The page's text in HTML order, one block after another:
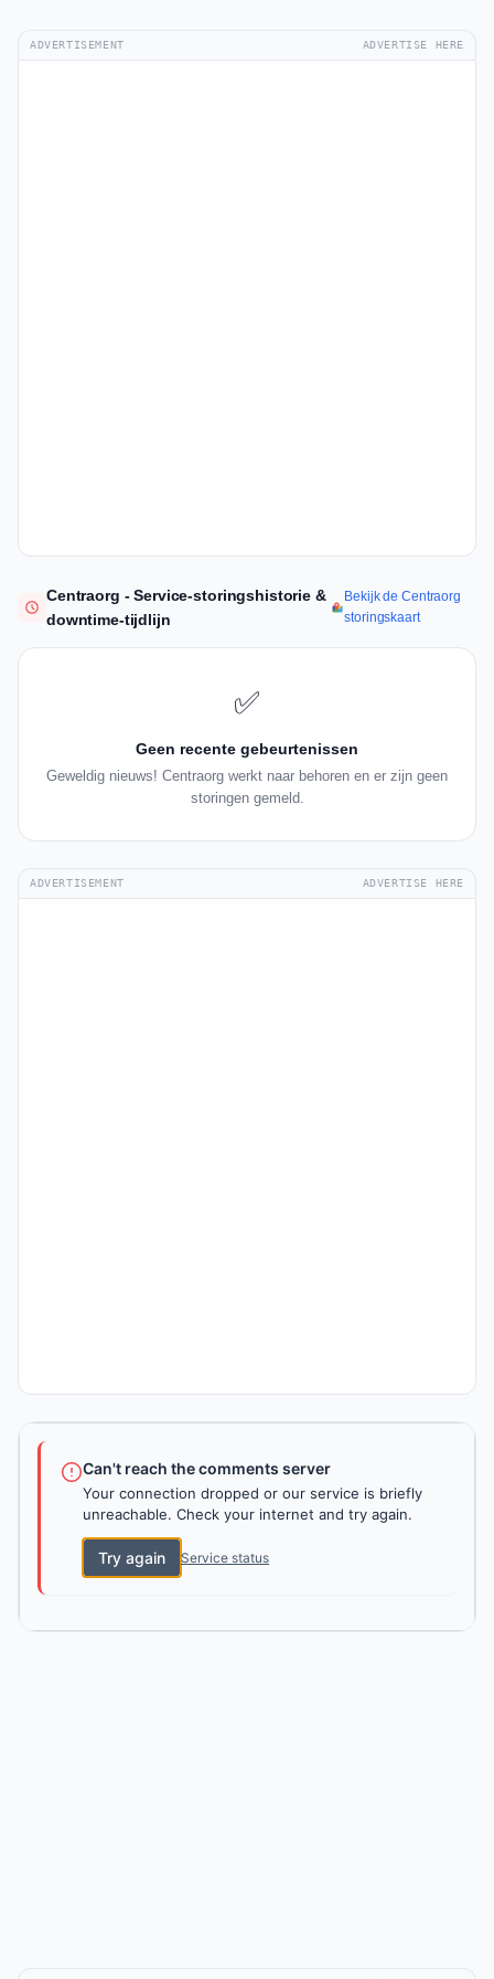
ADVERTISEMENT ADVERTISE HERE
Centraorg - Service-storingshistorie &
downtime-tijdlijn
Bekijk de Centraorg
storingskaart
✅
Geen recente gebeurtenissen
Geweldig nieuws! Centraorg werkt naar behoren en er zijn geen
storingen gemeld.
ADVERTISEMENT ADVERTISE HERE
Can't reach the comments server
Your connection dropped or our service is briefly
unreachable. Check your internet and try again.
Try again Service status